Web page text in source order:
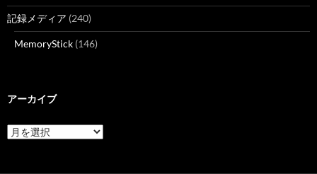
記録メディア (240)
MemoryStick (146)
アーカイブ
ア
ー